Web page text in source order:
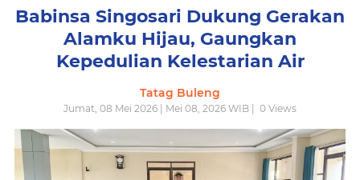
Babinsa Singosari Dukung Gerakan
Alamku Hijau, Gaungkan
Kepedulian Kelestarian Air
Tatag Buleng
Jumat, 08 Mei 2026 | Mei 08, 2026 WIB | 0 Views